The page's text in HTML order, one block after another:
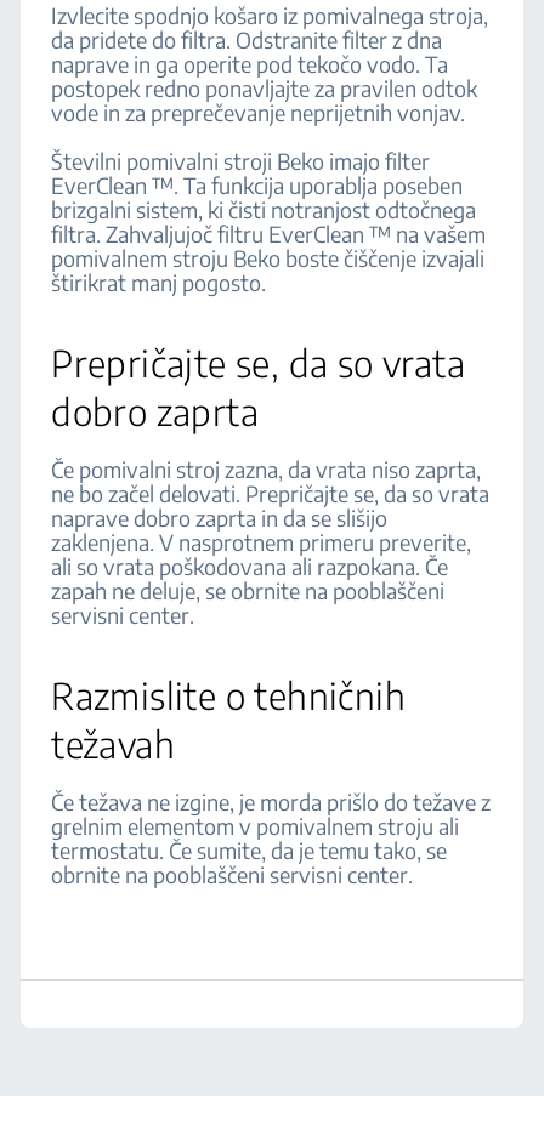
Izvlecite spodnjo košaro iz pomivalnega stroja,
da pridete do filtra. Odstranite filter z dna
naprave in ga operite pod tekočo vodo. Ta
postopek redno ponavljajte za pravilen odtok
vode in za preprečevanje neprijetnih vonjav.
Številni pomivalni stroji Beko imajo filter
EverClean ™. Ta funkcija uporablja poseben
brizgalni sistem, ki čisti notranjost odtočnega
filtra. Zahvaljujoč filtru EverClean ™ na vašem
pomivalnem stroju Beko boste čiščenje izvajali
štirikrat manj pogosto.
Prepričajte se, da so vrata
dobro zaprta
Če pomivalni stroj zazna, da vrata niso zaprta,
ne bo začel delovati. Prepričajte se, da so vrata
naprave dobro zaprta in da se slišijo
zaklenjena. V nasprotnem primeru preverite,
ali so vrata poškodovana ali razpokana. Če
zapah ne deluje, se obrnite na pooblaščeni
servisni center.
Razmislite o tehničnih
težavah
Če težava ne izgine, je morda prišlo do težave z
grelnim elementom v pomivalnem stroju ali
termostatu. Če sumite, da je temu tako, se
obrnite na pooblaščeni servisni center.